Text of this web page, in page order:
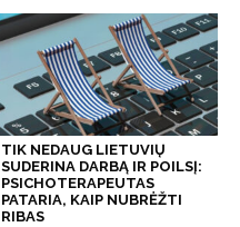
TIK NEDAUG LIETUVIŲ
SUDERINA DARBĄ IR POILSĮ:
PSICHOTERAPEUTAS
PATARIA, KAIP NUBRĖŽTI
RIBAS